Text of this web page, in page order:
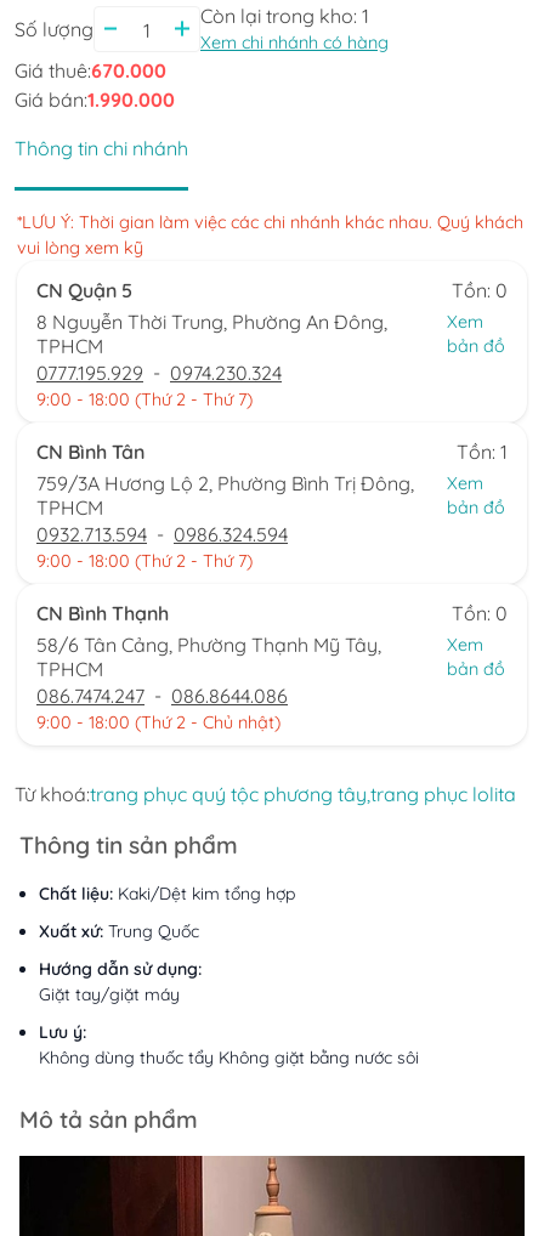
Số lượng
Còn lại trong kho: 1
Xem chi nhánh có hàng
Giá thuê:670.000
Giá bán:1.990.000
Thông tin chi nhánh
*LƯU Ý: Thời gian làm việc các chi nhánh khác nhau. Quý khách
vui lòng xem kỹ
CN Quận 5
Tồn: 0
8 Nguyễn Thời Trung, Phường An Đông,
TPHCM
Xem
bản đồ
0777.195.929 - 0974.230.324
9:00 - 18:00 (Thứ 2 - Thứ 7)
CN Bình Tân
Tồn: 1
759/3A Hương Lộ 2, Phường Bình Trị Đông,
TPHCM
Xem
bản đồ
0932.713.594 - 0986.324.594
9:00 - 18:00 (Thứ 2 - Thứ 7)
CN Bình Thạnh
Tồn: 0
58/6 Tân Cảng, Phường Thạnh Mỹ Tây,
TPHCM
Xem
bản đồ
086.7474.247 - 086.8644.086
9:00 - 18:00 (Thứ 2 - Chủ nhật)
Từ khoá:trang phục quý tộc phương tây,trang phục lolita
Thông tin sản phẩm
Chất liệu: Kaki/Dệt kim tổng hợp
Xuất xứ: Trung Quốc
Hướng dẫn sử dụng:
Giặt tay/giặt máy
Lưu ý:
Không dùng thuốc tẩy Không giặt bằng nước sôi
Mô tả sản phẩm